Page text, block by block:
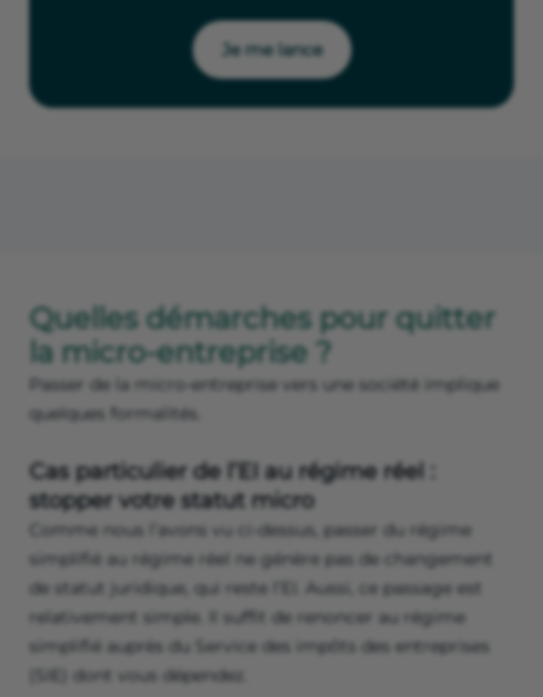
Je me lance
Quelles démarches pour quitter
la micro-entreprise ?
Passer de la micro-entreprise vers une société implique
quelques formalités.
Cas particulier de l’EI au régime réel :
stopper votre statut micro
Comme nous l’avons vu ci-dessus, passer du régime
simplifié au régime réel ne génère pas de changement
de statut juridique, qui reste l’EI. Aussi, ce passage est
relativement simple. Il suffit de renoncer au régime
simplifié auprès du Service des impôts des entreprises
(SIE) dont vous dépendez.